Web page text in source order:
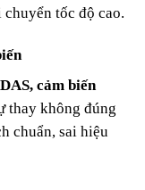
tốc độ cao.
cảm biến
thay không đúng
chuẩn, sai hiệu